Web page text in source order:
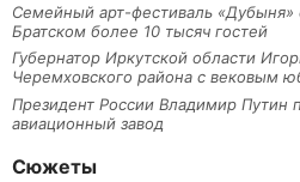
Семейный арт-фестиваль «Дубыня»
Братском более 10 тысяч гостей
Губернатор Иркутской области
Черемховского района с вековым
Президент России Владимир Путин
авиационный завод
Сюжеты